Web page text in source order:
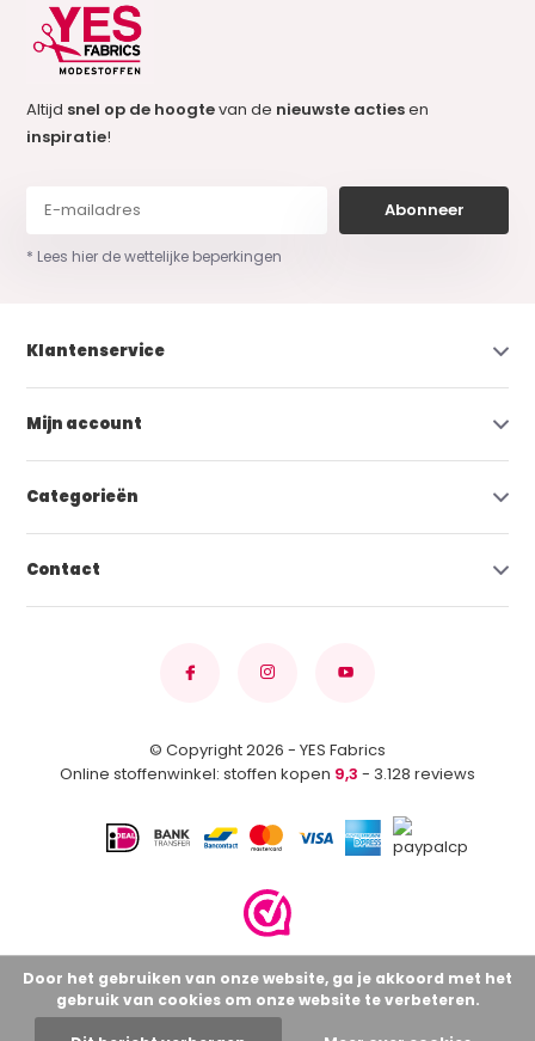
Altijd snel op de hoogtevan de nieuwste actiesen
inspiratie!
Abonneer
* Lees hier de wettelijke beperkingen
Klantenservice
Mijn account
Categorieën
Contact
© Copyright 2026 - YES Fabrics
Online stoffenwinkel: stoffen kopen 9,3 - 3.128 reviews
Door het gebruiken van onze website, ga je akkoord met het
gebruik van cookies om onze website te verbeteren.